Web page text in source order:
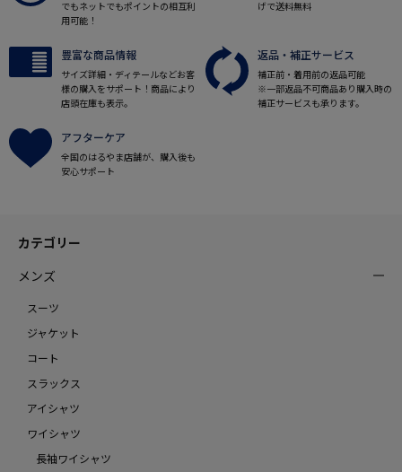
でもネットでもポイントの相互利
用可能！
げで送料無料
豊富な商品情報
サイズ詳細・ディテールなどお客
様の購入をサポート！商品により
店頭在庫も表示。
返品・補正サービス
補正前・着用前の返品可能
※一部返品不可商品あり購入時の
補正サービスも承ります。
アフターケア
全国のはるやま店舗が、購入後も
安心サポート
カテゴリー
メンズ
スーツ
ジャケット
コート
スラックス
アイシャツ
ワイシャツ
長袖ワイシャツ